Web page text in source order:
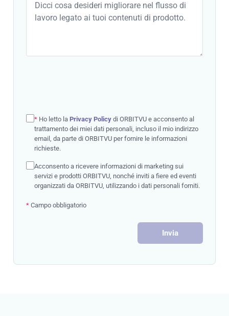
* Ho letto la Privacy Policy di ORBITVU e acconsento al
trattamento dei miei dati personali, incluso il mio indirizzo
email, da parte di ORBITVU per fornire le informazioni
richieste.
Acconsento a ricevere informazioni di marketing sui
servizi e prodotti ORBITVU, nonché inviti a fiere ed eventi
organizzati da ORBITVU, utilizzando i dati personali forniti.
* Campo obbligatorio
Invia